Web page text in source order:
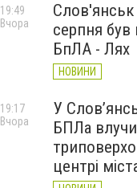
серпня був
БпЛА - Лях
НОВИНИ
19:49
Вчора
У
БПЛа
центрі
19:17
Вчора